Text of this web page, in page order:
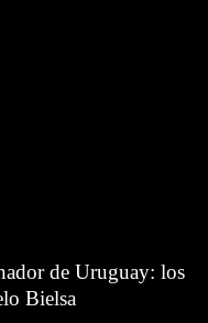
de Uruguay: los
Bielsa